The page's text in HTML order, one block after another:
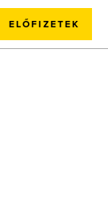
ELŐFIZETEK